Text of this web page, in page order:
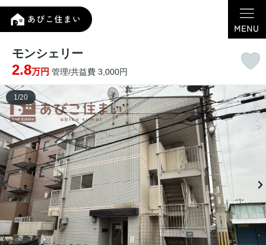
モンシェリー
2.8万円 管理/共益費 3,000円
1 /20